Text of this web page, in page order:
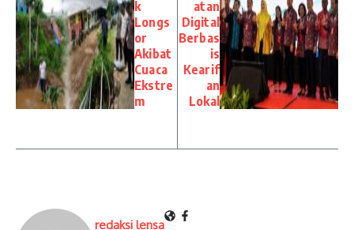
k
Longs
or
Akibat
Cuaca
Ekstre
m
atan
Digital
Berbas
is
Kearif
an
Lokal
redaksi lensa